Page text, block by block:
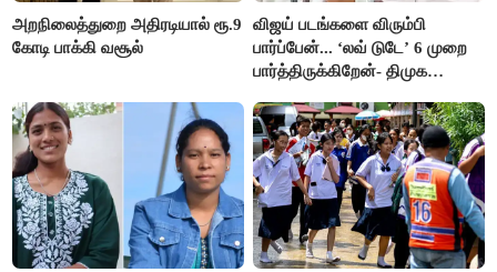
அறநிலைத்துறை அதிரடியால் ரூ.9
கோடி பாக்கி வசூல்
விஜய் படங்களை விரும்பி
பார்ப்பேன்... ‘லவ் டுடே’ 6 முறை
பார்த்திருக்கிறேன்- திமுக